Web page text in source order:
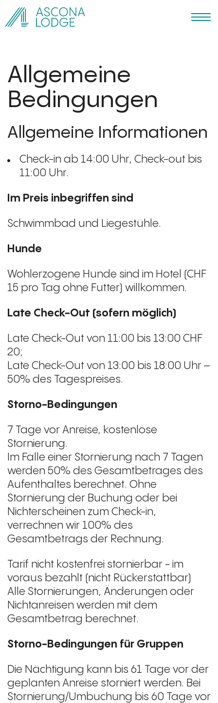
Allgemeine
Bedingungen
Allgemeine Informationen
Check-in ab 14:00 Uhr, Check-out bis
11:00 Uhr.
Im Preis inbegriffen sind
Schwimmbad und Liegestühle.
Hunde
Wohlerzogene Hunde sind im Hotel (CHF
15 pro Tag ohne Futter) willkommen.
Late Check-Out (sofern möglich)
Late Check-Out von 11:00 bis 13:00 CHF
20;
Late Check-Out von 13:00 bis 18:00 Uhr –
50% des Tagespreises.
Storno-Bedingungen
7 Tage vor Anreise, kostenlose
Stornierung.
Im Falle einer Stornierung nach 7 Tagen
werden 50% des Gesamtbetrages des
Aufenthaltes berechnet. Ohne
Stornierung der Buchung oder bei
Nichterscheinen zum Check-in,
verrechnen wir 100% des
Gesamtbetrags der Rechnung.
Tarif nicht kostenfrei stornierbar - im
voraus bezahlt (nicht Rückerstattbar)
Alle Stornierungen, Änderungen oder
Nichtanreisen werden mit dem
Gesamtbetrag berechnet.
Storno-Bedingungen für Gruppen
Die Nächtigung kann bis 61 Tage vor der
geplanten Anreise storniert werden. Bei
Stornierung/Umbuchung bis 60 Tage vor